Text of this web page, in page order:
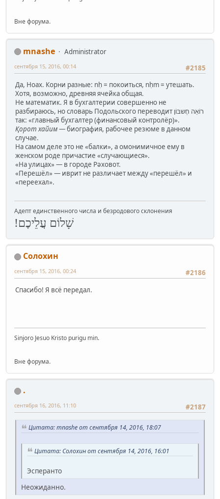
Вне форума.
mnashe
Administrator
#2185
сентября 15, 2016, 00:14
Да, Ноах. Корни разные: nḥ = покоиться, nḥm = утешать.
Хотя, возможно, древняя ячейка общая.
Не математик. Я в бухгалтерии совершенно не
разбираюсь, но словарь Подольского переводит רוֹאֵה חֶשבּוֹן
так: «главный бухгалтер (финансовый контролёр)».
Қорот хайим— биография, рабочее резюме в данном
случае.
На самом деле это не «балки», а омонимичное ему в
женском роде причастие «случающиеся».
«На улицах» — в городе Рəховот.
«Перешёл» — иврит не различает между «перешёл» и
«переехал».
Адепт единственного числа и безродового склонения
שָׁלוֹם עֲלֵיכֶם!
Солохин
#2186
сентября 15, 2016, 00:24
Спасибо! Я всё передал.
Sinjoro Jesuo Kristo purigu min.
Вне форума.
.
#2187
сентября 16, 2016, 11:10
Цитата: mnashe от сентября 14, 2016, 18:07
Цитата: Солохин от сентября 14, 2016, 16:01
Эсперанто
Неожиданно.